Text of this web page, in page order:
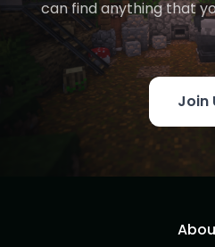
can find anything that
Join